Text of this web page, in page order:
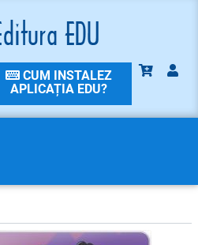
CUM INSTALEZ
APLICAȚIA EDU?